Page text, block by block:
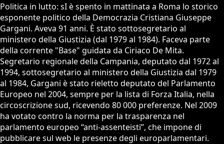
Politica in lutto: sI è spento in mattinata a Roma lo storico
esponente politico della Democrazia Cristiana Giuseppe
Gargani. Aveva 91 anni. È stato sottosegretario al
ministero della Giustizia (dal 1979 al 1984). Faceva parte
della corrente "Base" guidata da Ciriaco De Mita.
Segretario regionale della Campania, deputato dal 1972 al
1994, sottosegretario al ministero della Giustizia dal 1979
al 1984, Gargani è stato rieletto deputato del Parlamento
Europeo nel 2004, sempre per la lista di Forza Italia, nella
circoscrizione sud, ricevendo 80 000 preferenze. Nel 2009
ha votato contro la norma per la trasparenza nel
parlamento europeo “anti-assenteisti”, che impone di
pubblicare sul web le presenze degli europarlamentari.